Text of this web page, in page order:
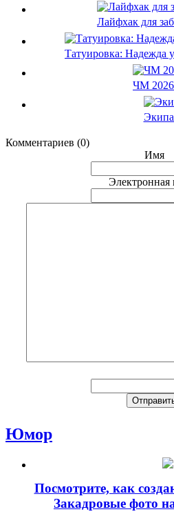
Лайфхак для
Татуировка: Надежда
ЧМ 2026
Комментариев (0)
Имя
Электронная
Юмор
Посмотрите, как
Закадровые фото